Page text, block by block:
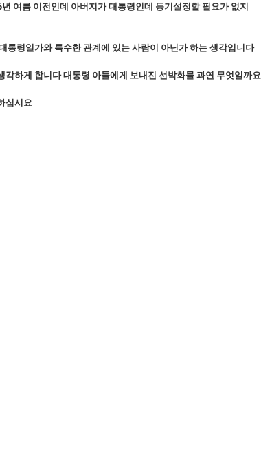
여름 이전인데 아버지가 대통령인데 등기설정할 필요가 없지
통령일가와 특수한 관계에 있는 사람이 아닌가 하는 생각입니다
각하게 합니다 대통령 아들에게 보내진 선박화물 과연 무엇일까요
십시요